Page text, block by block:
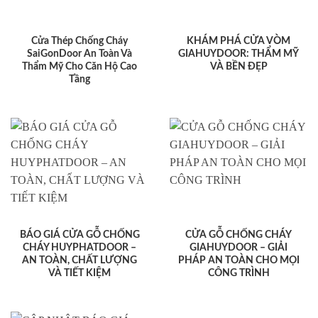
Cửa Thép Chống Cháy
SaiGonDoor An Toàn Và
Thẩm Mỹ Cho Căn Hộ Cao
Tầng
KHÁM PHÁ CỬA VÒM
GIAHUYDOOR: THẨM MỸ
VÀ BỀN ĐẸP
BÁO GIÁ CỬA GỖ CHỐNG
CHÁY HUYPHATDOOR –
AN TOÀN, CHẤT LƯỢNG
VÀ TIẾT KIỆM
CỬA GỖ CHỐNG CHÁY
GIAHUYDOOR – GIẢI
PHÁP AN TOÀN CHO MỌI
CÔNG TRÌNH